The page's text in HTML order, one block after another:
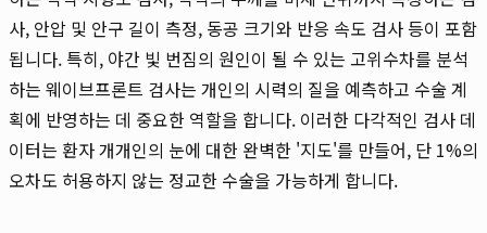
사, 안압 및 안구 길이 측정, 동공 크기와 반응 속도 검사 등이 포함
됩니다. 특히, 야간 빛 번짐의 원인이 될 수 있는 고위수차를 분석
하는 웨이브프론트 검사는 개인의 시력의 질을 예측하고 수술 계
획에 반영하는 데 중요한 역할을 합니다. 이러한 다각적인 검사 데
이터는 환자 개개인의 눈에 대한 완벽한 '지도'를 만들어, 단 1%의
오차도 허용하지 않는 정교한 수술을 가능하게 합니다.